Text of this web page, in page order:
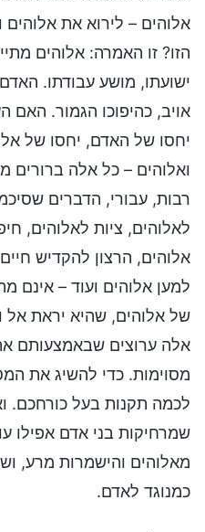
אלוהים – לירוא את
הזו? זו האמרה: אלוהים
ישועתו, מושע עבודתו.
אויב, כהיפוכו הגמור. האם
יחסו של האדם, יחסו של
ואלוהים – כל אלה
רבות, עבורי, הדברים
לאלוהים, ציות לאלוהים,
אלוהים, הרצון להקדיש
למען אלוהים ועוד – אינם
של אלוהים, שהיא יראת אל
אלה ערוצים שבאמצעותם
מסוימות. כדי להשיג את
לכמה תקנות בעל כורחכם.
שמרחיקות בני אדם אפילו
מאלוהים והישמרות מרע,
כמנוגד לאדם.